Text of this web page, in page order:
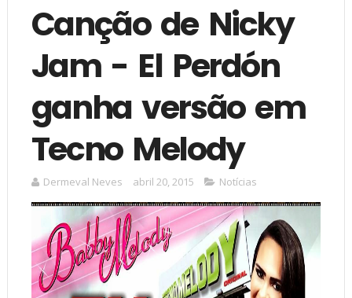
Canção de Nicky
Jam - El Perdón
ganha versão em
Tecno Melody
Dermeval Neves abril 20, 2015 Notícias